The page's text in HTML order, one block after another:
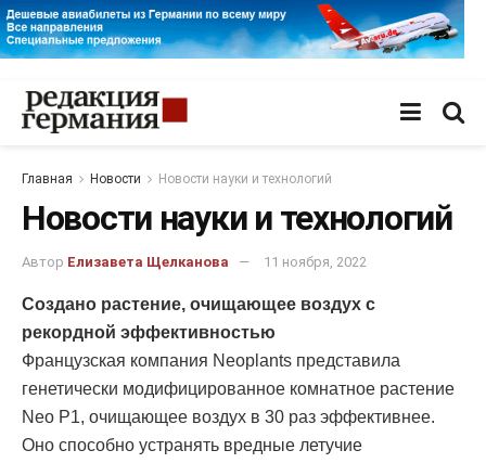
Главная Новости Новости науки и технологий
Новости науки и технологий
Автор Елизавета Щелканова 11 ноября, 2022
Создано растение, очищающее воздух с
рекордной эффективностью
Французская компания Neoplants представила
генетически модифицированное комнатное растение
Neo P1, очищающее воздух в 30 раз эффективнее.
Оно способно устранять вредные летучие